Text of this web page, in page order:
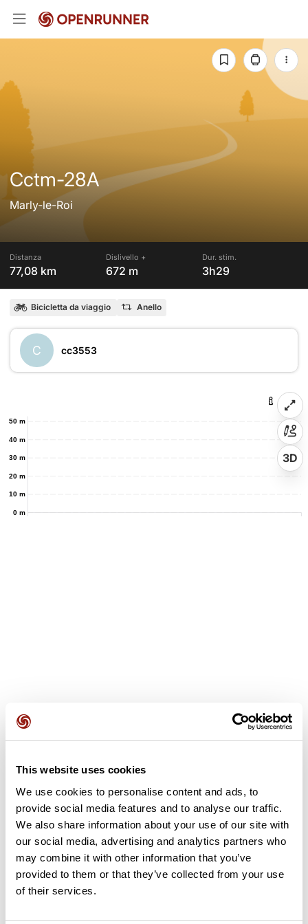
This website uses cookies
We use cookies to personalise content and ads, to
provide social media features and to analyse our traffic.
We also share information about your use of our site with
our social media, advertising and analytics partners who
may combine it with other information that you’ve
provided to them or that they’ve collected from your use
of their services.
Cctm-28A
Marly-le-Roi
Distanza
77,08 km
Dislivello +
672 m
Dur. stim.
3h29
Bicicletta da viaggio Anello
C cc3553
0 m
10 m
20 m
30 m
40 m
50 m
3D
L'hai già effettuato? Sii il primo a inviare una recensione!
Aggiungi una recensione
Riepilogo